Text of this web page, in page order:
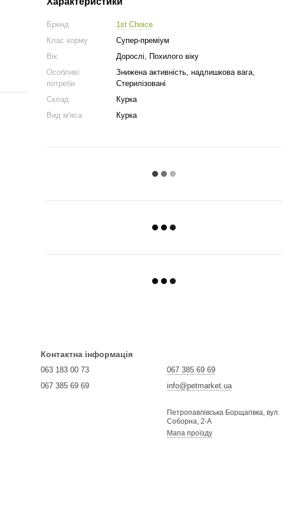
Бренд
1st Choice
Клас корму
Супер-преміум
Вік
Дорослі, Похилого віку
Особливі
потреби
Знижена активність, надлишкова вага,
Стерилізовані
Склад
Курка
Вид м'яса
Курка
Контактна інформація
063 183 00 73
067 385 69 69
067 385 69 69
info@petmarket.ua
Петропавлівська Борщагівка, вул.
Соборна, 2-А
Мапа проїзду